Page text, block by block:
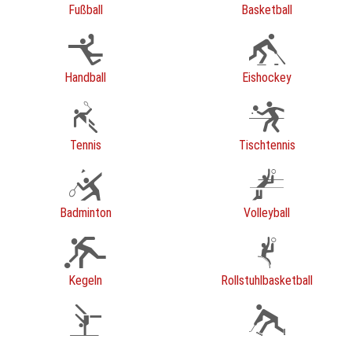
Fußball Basketball
Handball Eishockey
Tennis Tischtennis
Badminton Volleyball
Kegeln Rollstuhlbasketball